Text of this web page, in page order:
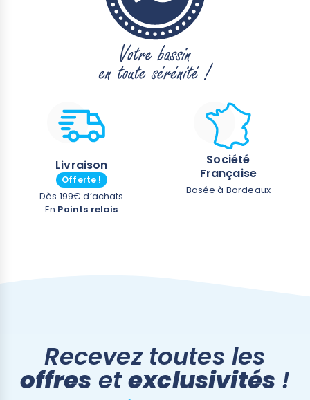
Livraison
Offerte !
Dès 199€ d’achats
En Points relais
Société
Française
Basée à Bordeaux
Recevez toutes les
offres etexclusivités !